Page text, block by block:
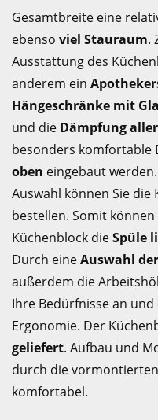
Gesamtbreite eine
ebenso viel Stauraum.
Ausstattung des
anderem ein
Hängeschränke mit
und die Dämpfung
besonders komfortable
oben eingebaut
Auswahl können Sie die
bestellen. Somit
Küchenblock dieSpüle
Durch eineAuswahl
außerdem die
Ihre Bedürfnisse an
Ergonomie. Der
geliefert. Aufbau und
durch die
komfortabel.